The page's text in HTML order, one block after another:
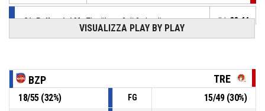
21, Pellegrini M., Tiro libero 2 di 2 sbagliato P4 00:14
21, Pellegrini M., Fallo subito P4 00:15
VISUALIZZA PLAY BY PLAY
BZP TRE
18/55(32%) FG 15/49(30%)